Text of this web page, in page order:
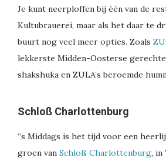
Je kunt neerploffen bij één van de
Kultubrauerei, maar als het daar te
buurt nog veel meer opties. Zoals
lekkerste Midden-Oosterse
shakshuka en ZULA’s beroemde
Schloß Charlottenburg
‘’s Middags is het tijd voor een
groen van Schloß Charlottenburg, in